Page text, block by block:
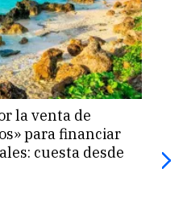
fin a cuatro años
relaciones